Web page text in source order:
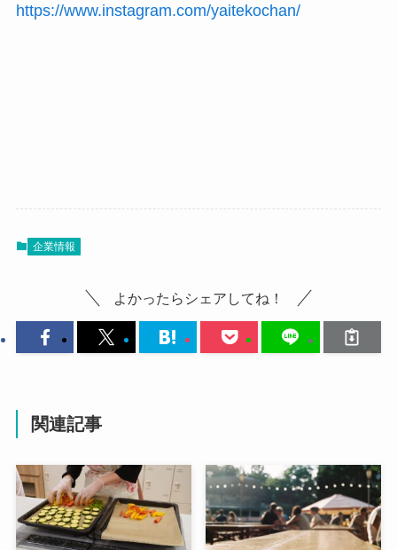
https://www.instagram.com/yaitekochan/
企業情報
よかったらシェアしてね！
関連記事